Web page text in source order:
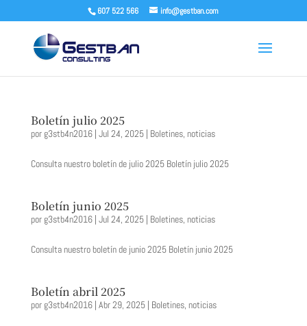
607 522 566 info@gestban.com
Boletín julio 2025
por g3stb4n2016| Jul 24, 2025| Boletines, noticias
Consulta nuestro boletín de julio 2025 Boletín julio 2025
Boletín junio 2025
por g3stb4n2016| Jul 24, 2025| Boletines, noticias
Consulta nuestro boletín de junio 2025 Boletín junio 2025
Boletín abril 2025
por g3stb4n2016| Abr 29, 2025| Boletines, noticias